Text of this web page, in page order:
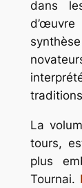
dans
La
tours,
plus
Tournai.